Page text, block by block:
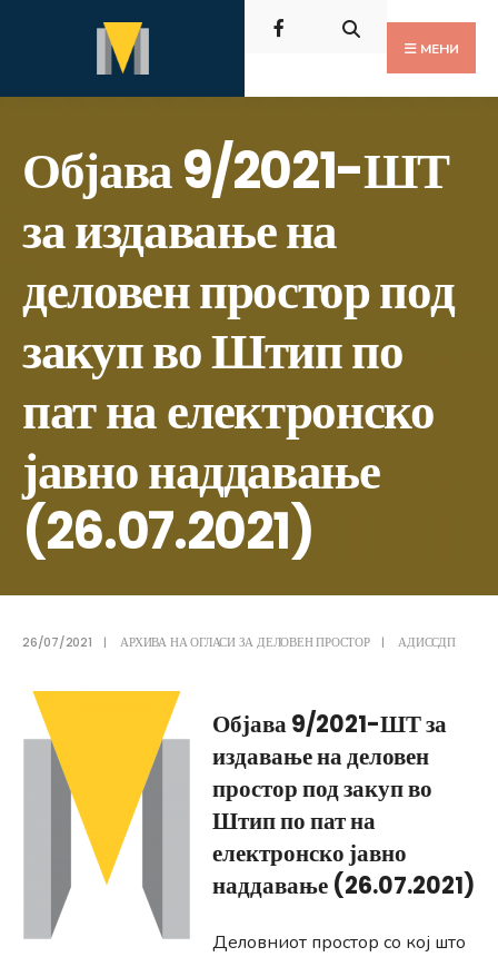
содржината
МЕНИ
Објава 9/2021-ШТ
за издавање на
деловен простор под
закуп во Штип по
пат на електронско
јавно наддавање
(26.07.2021)
26/07/2021 | АРХИВА НА ОГЛАСИ ЗА ДЕЛОВЕН ПРОСТОР | АДИССДП
Објава 9/2021-ШТ за
издавање на деловен
простор под закуп во
Штип по пат на
електронско јавно
наддавање (26.07.2021)
Деловниот простор со кој што